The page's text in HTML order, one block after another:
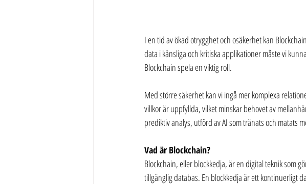
I en tid av ökad otrygghet och osäkerhet kan
data i känsliga och kritiska applikationer måste vi
Blockchain spela en viktig roll.
Med större säkerhet kan vi ingå mer komplexa
villkor är uppfyllda, vilket minskar behovet av
prediktiv analys, utförd av AI som tränats och matats
Vad är Blockchain?
Blockchain, eller blockkedja, är en digital teknik som
tillgänglig databas. En blockkedja är ett kontinuerligt